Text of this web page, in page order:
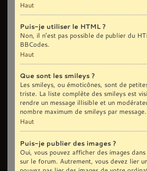
Haut
Puis-je utiliser le HTML ?
Non, il n’est pas possible de publier du
BBCodes.
Haut
Que sont les smileys ?
Les smileys, ou émoticônes, sont de
triste. La liste complète des smileys est
rendre un message illisible et un
nombre maximum de smileys par message.
Haut
Puis-je publier des images ?
Oui, vous pouvez afficher des images
sur le forum. Autrement, vous devez lier